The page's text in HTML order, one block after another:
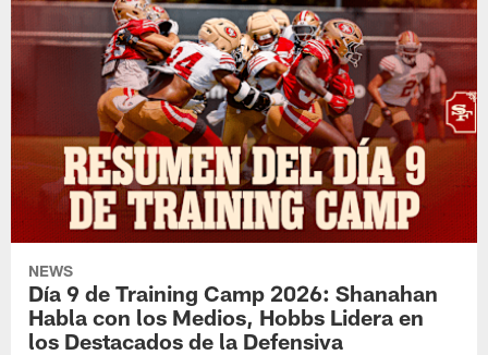
NEWS
Día 9 de Training Camp 2026: Shanahan
Habla con los Medios, Hobbs Lidera en
los Destacados de la Defensiva